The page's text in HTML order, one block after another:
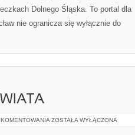
Dolnego Śląska. To portal dla
nie ogranicza się wyłącznie do
CIEKAWOSTKI
ZOSTAŁA WYŁĄCZONA